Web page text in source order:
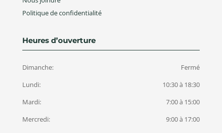
Politique de confidentialité
Heures d’ouverture
Dimanche:
Fermé
Lundi:
10:30 à 18:30
Mardi:
7:00 à 15:00
Mercredi:
9:00 à 17:00